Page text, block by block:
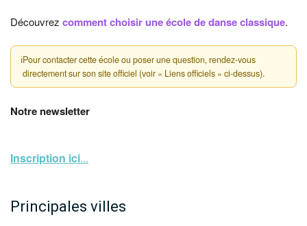
Découvrez comment choisir une école de danse classique.
ℹPour contacter cette école ou poser une question, rendez-vous
directement sur son site officiel (voir « Liens officiels » ci-dessus).
Notre newsletter
Inscription ici...
Principales villes